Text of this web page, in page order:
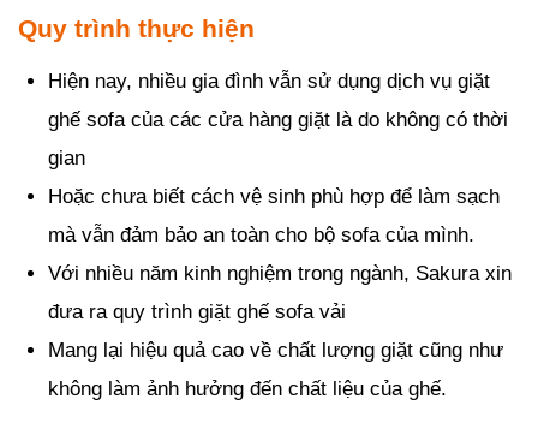
Quy trình thực hiện
Hiện nay, nhiều gia đình vẫn sử dụng dịch vụ giặt
ghế sofa của các cửa hàng giặt là do không có thời
gian
Hoặc chưa biết cách vệ sinh phù hợp để làm sạch
mà vẫn đảm bảo an toàn cho bộ sofa của mình.
Với nhiều năm kinh nghiệm trong ngành, Sakura xin
đưa ra quy trình giặt ghế sofa vải
Mang lại hiệu quả cao về chất lượng giặt cũng như
không làm ảnh hưởng đến chất liệu của ghế.